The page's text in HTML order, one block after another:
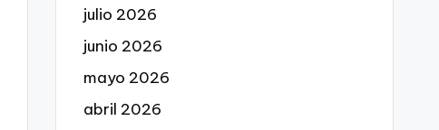
julio 2026
junio 2026
mayo 2026
abril 2026